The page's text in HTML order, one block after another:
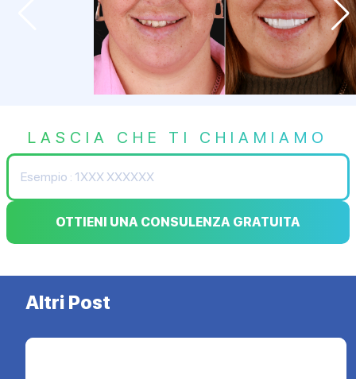
LASCIA CHE TI CHIAMIAMO
OTTIENI UNA CONSULENZA GRATUITA
Altri Post